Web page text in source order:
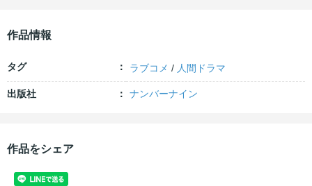
作品情報
タグ ラブコメ / 人間ドラマ
出版社 ナンバーナイン
作品をシェア